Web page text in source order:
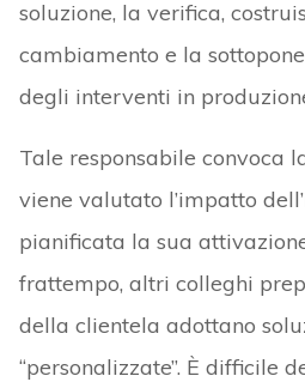
soluzione, la verifica,
cambiamento e la
degli interventi in
Tale responsabile convoca
viene valutato l’impatto
pianificata la sua
frattempo, altri colleghi
della clientela adottano
“personalizzate”. È difficile